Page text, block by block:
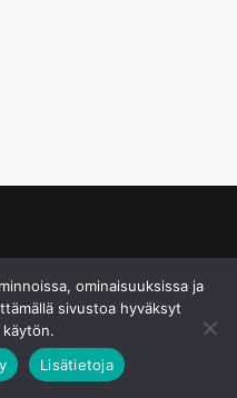
ominaisuuksissa ja
sivustoa hyväksyt
Lisätietoja